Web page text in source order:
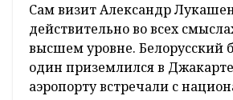
Сам визит Александр
действительно во всех
высшем уровне. Белорусский
один приземлился в
аэропорту встречали с